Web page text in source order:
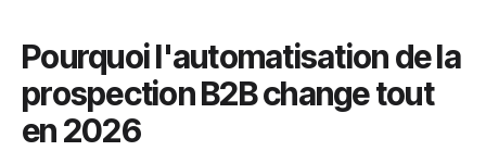
Pourquoi l'automatisation de la
prospection B2B change tout
en 2026